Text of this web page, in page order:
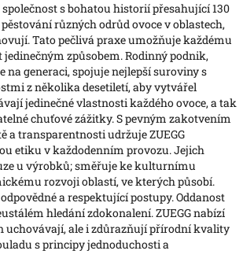
společnost s bohatou historií přesahující 130
různých odrůd ovoce v oblastech,
Tato pečlivá praxe umožňuje každému
způsobem. Rodinný podnik,
na generaci, spojuje nejlepší suroviny s
z několika desetiletí, aby vytvářel
jedinečné vlastnosti každého ovoce, a tak
chuťové zážitky. S pevným zakotvením
a transparentnosti udržuje ZUEGG
etiku v každodenním provozu. Jejich
u výrobků; směřuje ke kulturnímu
rozvoji oblastí, ve kterých působí.
a respektující postupy. Oddanost
hledání zdokonalení. ZUEGG nabízí
uchovávají, ale i zdůrazňují přírodní kvality
s principy jednoduchosti a